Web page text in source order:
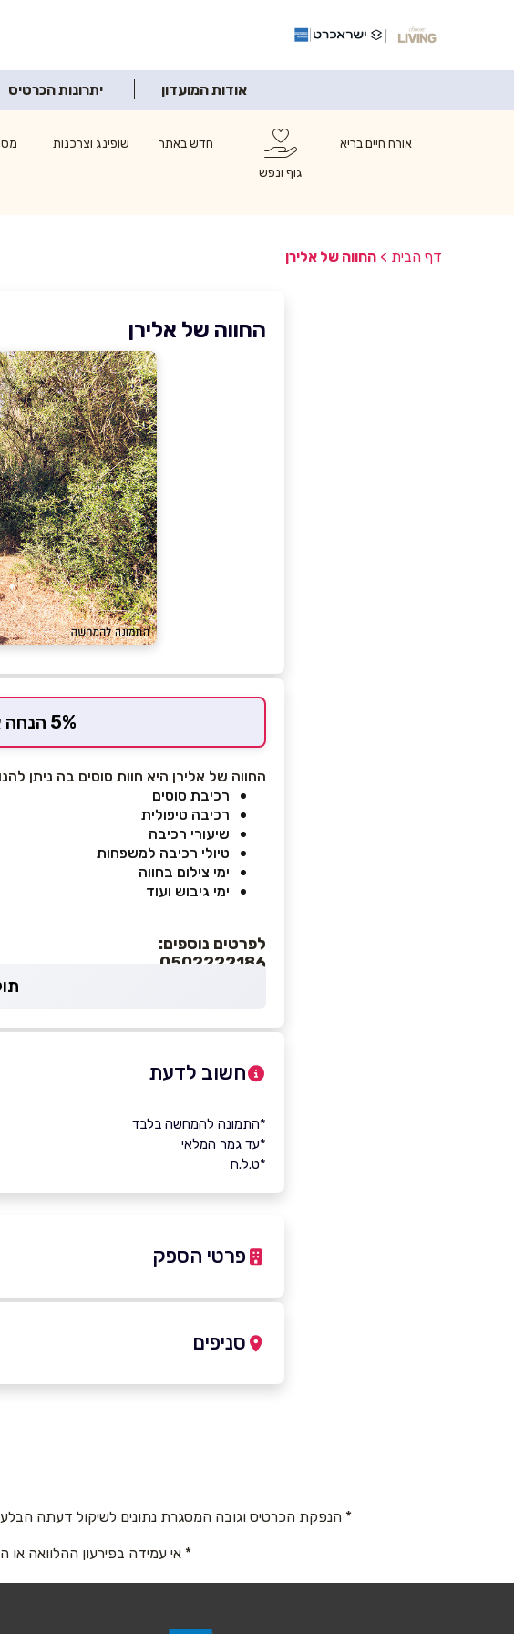
אודות המועדון יתרונות הכרטיס
אורח חיים בריא
גוף ונפש
חדש באתר שופינג וצרכנות
דף הבית > החווה של אלירן
החווה של אלירן
5% הנחה אוטומטית למשלמים בכרטיס המועדון
החווה של אלירן היא חוות סוסים בה ניתן
רכיבת סוסים
רכיבה טיפולית
שיעורי רכיבה
טיולי רכיבה למשפחות
ימי צילום בחווה
ימי גיבוש ועוד
לפרטים נוספים:
0502222186
חשוב לדעת
*התמונה להמחשה בלבד
*עד גמר המלאי
*ט.ל.ח
פרטי הספק
נושא*
אנא חזרו אלי בקשר ל...
סניפים
* הנפקת הכרטיס וגובה המסגרת נתונים לשיקול דעתה
* אי עמידה בפירעון ההלוואה או